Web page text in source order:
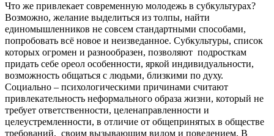
Что же привлекает современную молодежь в субкультурах?
Возможно, желание выделиться из толпы, найти
единомышленников не совсем стандартными способами,
попробовать всё новое и неизведанное. Субкультуры, список
которых огромен и разнообразен, позволяют подросткам
придать себе ореол особенности, яркой индивидуальности,
возможность общаться с людьми, близкими по духу.
Социально – психологическими причинами считают
привлекательность неформального образа жизни, который не
требует ответственности, целенаправленности и
целеустремленности, в отличие от общепринятых в обществе
требований, своим вызывающим видом и поведением. В